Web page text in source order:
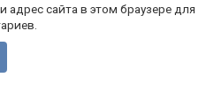
адрес сайта в этом браузере для